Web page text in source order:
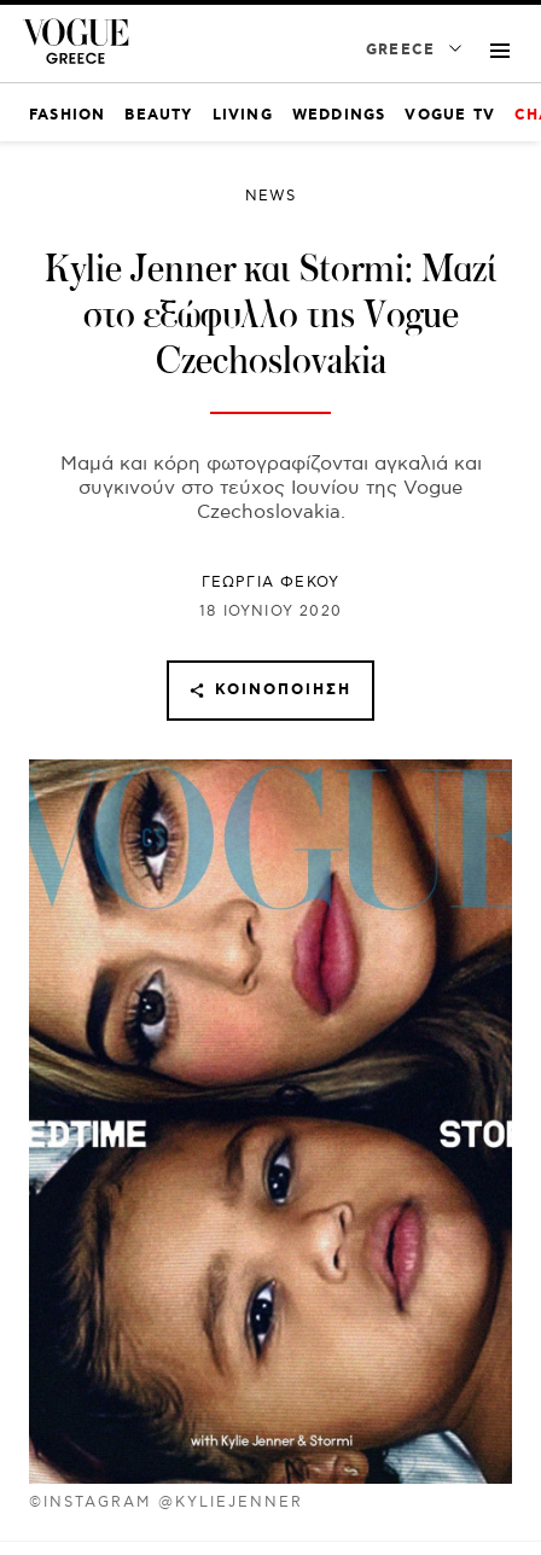
GREECE
FASHION BEAUTY LIVING WEDDINGS VOGUE TV
©INSTAGRAM @KYLIEJENNER
NEWS
Kylie Jenner και Stormi: Μαζί
στο εξώφυλλο της Vogue
Czechoslovakia
Μαμά και κόρη φωτογραφίζονται αγκαλιά και
συγκινούν στο τεύχος Ιουνίου της Vogue
Czechoslovakia.
ΓΕΩΡΓΙΑ ΦΕΚΟΥ
18 ΙΟΥΝΊΟΥ 2020
ΚΟΙΝΟΠΟΊΗΣΗ